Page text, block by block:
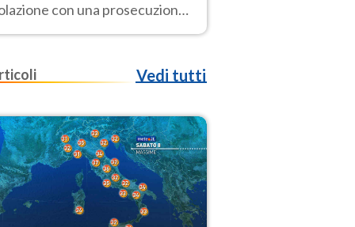
con una prosecuzione
fuori scala per molti
Vedi tutti